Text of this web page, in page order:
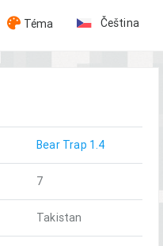
Téma Čeština
Bear Trap 1.4
7
Takistan